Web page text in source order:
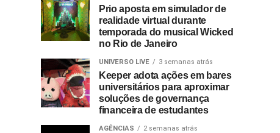
Prio aposta em simulador de
realidade virtual durante
temporada do musical Wicked
no Rio de Janeiro
UNIVERSO LIVE 3 semanas atrás
Keeper adota ações em bares
universitários para aproximar
soluções de governança
financeira de estudantes
AGÊNCIAS 2 semanas atrás